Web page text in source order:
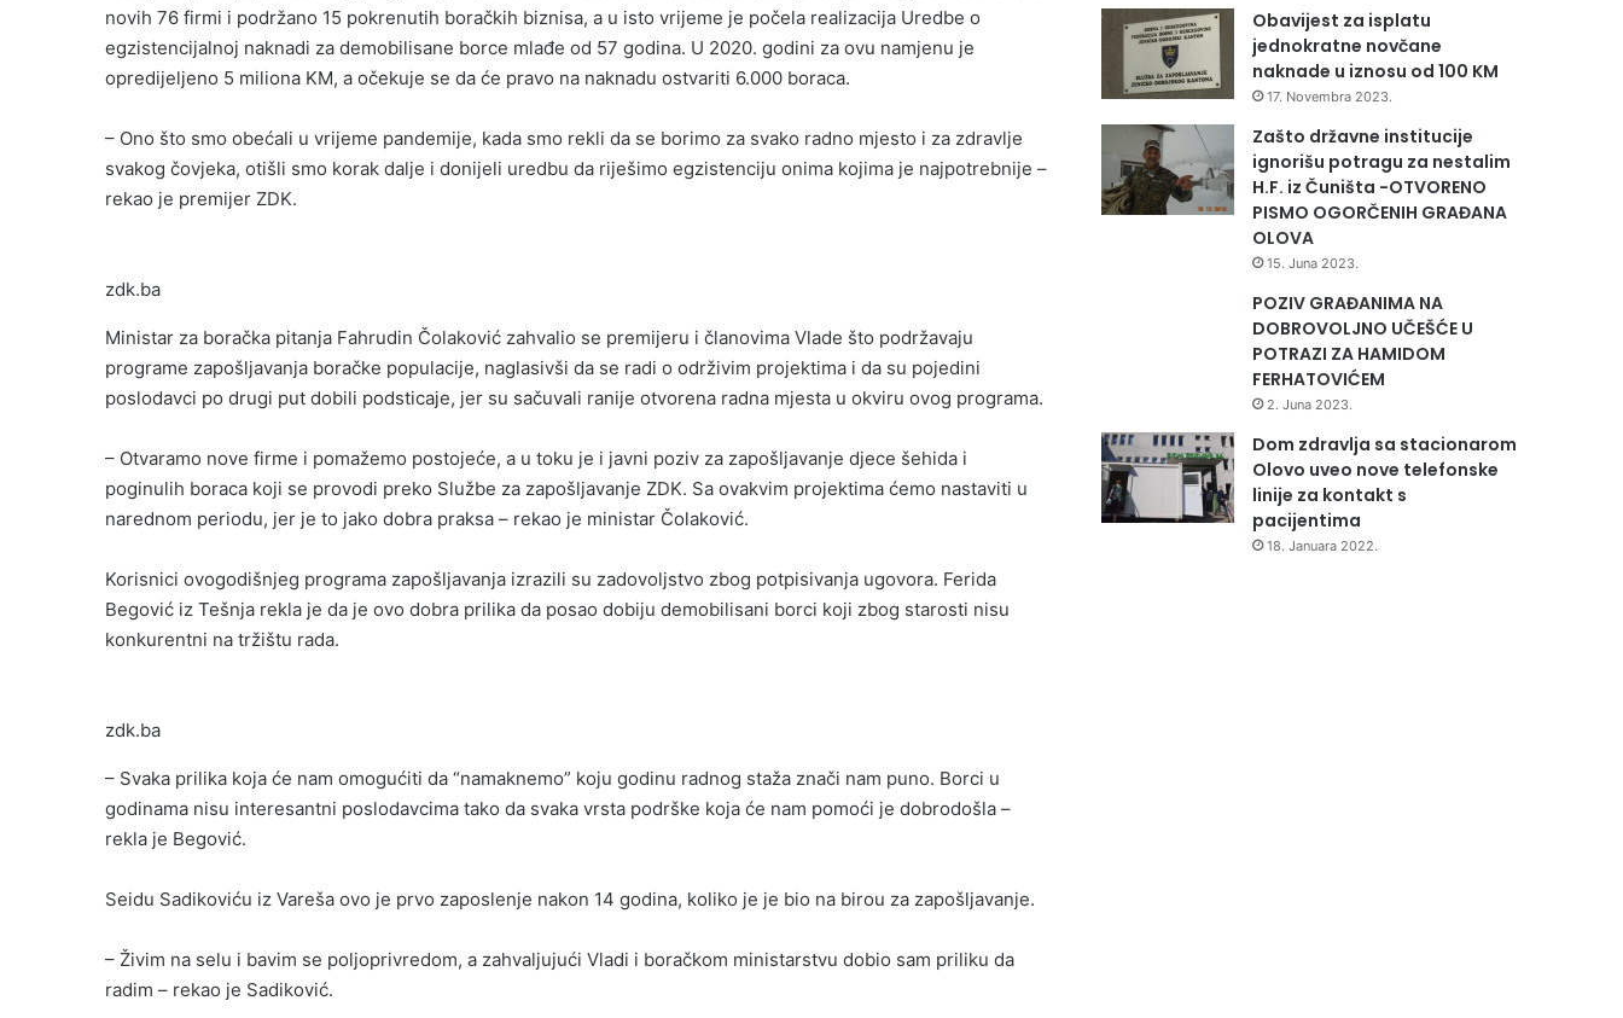
novih 76 firmi i podržano 15 pokrenutih boračkih biznisa, a u isto vrijeme je počela realizacija Uredbe o
egzistencijalnoj naknadi za demobilisane borce mlađe od 57 godina. U 2020. godini za ovu namjenu je
opredijeljeno 5 miliona KM, a očekuje se da će pravo na naknadu ostvariti 6.000 boraca.
– Ono što smo obećali u vrijeme pandemije, kada smo rekli da se borimo za svako radno mjesto i za zdravlje
svakog čovjeka, otišli smo korak dalje i donijeli uredbu da riješimo egzistenciju onima kojima je najpotrebnije –
rekao je premijer ZDK.
zdk.ba
Ministar za boračka pitanja Fahrudin Čolaković zahvalio se premijeru i članovima Vlade što podržavaju
programe zapošljavanja boračke populacije, naglasivši da se radi o održivim projektima i da su pojedini
poslodavci po drugi put dobili podsticaje, jer su sačuvali ranije otvorena radna mjesta u okviru ovog programa.
– Otvaramo nove firme i pomažemo postojeće, a u toku je i javni poziv za zapošljavanje djece šehida i
poginulih boraca koji se provodi preko Službe za zapošljavanje ZDK. Sa ovakvim projektima ćemo nastaviti u
narednom periodu, jer je to jako dobra praksa – rekao je ministar Čolaković.
Korisnici ovogodišnjeg programa zapošljavanja izrazili su zadovoljstvo zbog potpisivanja ugovora. Ferida
Begović iz Tešnja rekla je da je ovo dobra prilika da posao dobiju demobilisani borci koji zbog starosti nisu
konkurentni na tržištu rada.
zdk.ba
– Svaka prilika koja će nam omogućiti da “namaknemo” koju godinu radnog staža znači nam puno. Borci u
godinama nisu interesantni poslodavcima tako da svaka vrsta podrške koja će nam pomoći je dobrodošla –
rekla je Begović.
Seidu Sadikoviću iz Vareša ovo je prvo zaposlenje nakon 14 godina, koliko je je bio na birou za zapošljavanje.
– Živim na selu i bavim se poljoprivredom, a zahvaljujući Vladi i boračkom ministarstvu dobio sam priliku da
radim – rekao je Sadiković.
Obavijest za isplatu
jednokratne novčane
naknade u iznosu od 100 KM
17. Novembra 2023.
Zašto državne institucije
ignorišu potragu za nestalim
H.F. iz Čuništa -OTVORENO
PISMO OGORČENIH GRAĐANA
OLOVA
15. Juna 2023.
POZIV GRAĐANIMA NA
DOBROVOLJNO UČEŠĆE U
POTRAZI ZA HAMIDOM
FERHATOVIĆEM
2. Juna 2023.
Dom zdravlja sa stacionarom
Olovo uveo nove telefonske
linije za kontakt s
pacijentima
18. Januara 2022.